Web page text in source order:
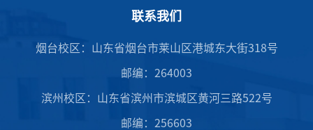
联系我们
烟台校区：山东省烟台市莱山区港城东大街318号
邮编：264003
滨州校区：山东省滨州市滨城区黄河三路522号
邮编：256603